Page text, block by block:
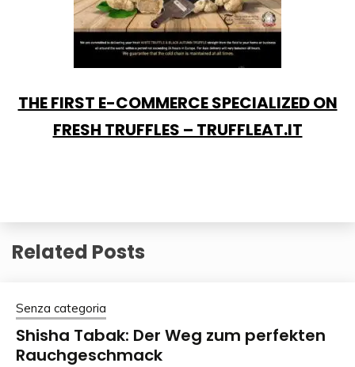
THE FIRST E-COMMERCE SPECIALIZED ON
FRESH TRUFFLES – TRUFFLEAT.IT
Related Posts
Senza categoria
Shisha Tabak: Der Weg zum perfekten
Rauchgeschmack